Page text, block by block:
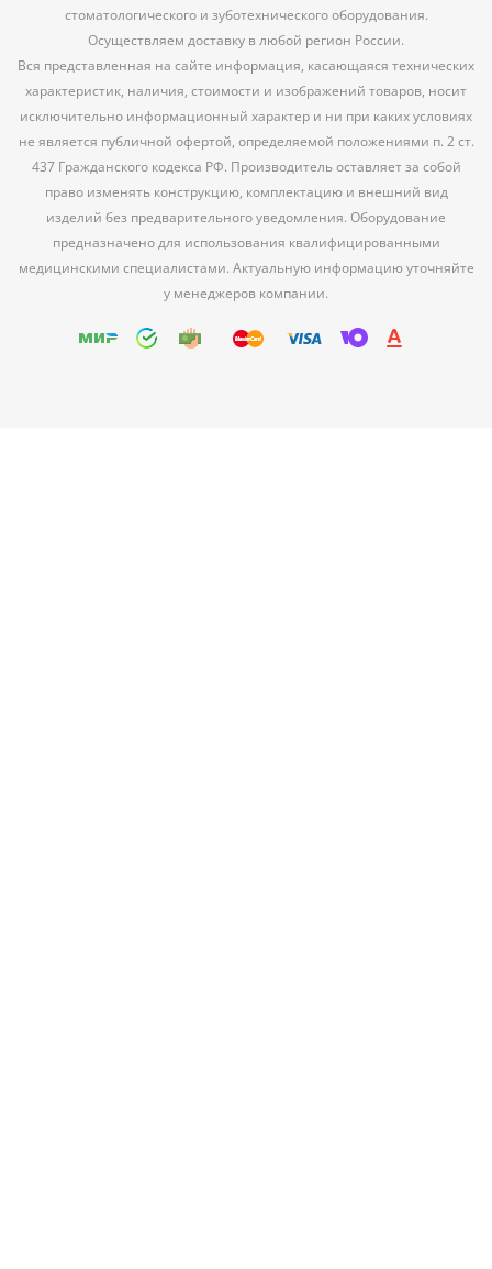
стоматологического и зуботехнического оборудования.
Осуществляем доставку в любой регион России.
Вся представленная на сайте информация, касающаяся технических
характеристик, наличия, стоимости и изображений товаров, носит
исключительно информационный характер и ни при каких условиях
не является публичной офертой, определяемой положениями п. 2 ст.
437 Гражданского кодекса РФ. Производитель оставляет за собой
право изменять конструкцию, комплектацию и внешний вид
изделий без предварительного уведомления. Оборудование
предназначено для использования квалифицированными
медицинскими специалистами. Актуальную информацию уточняйте
у менеджеров компании.